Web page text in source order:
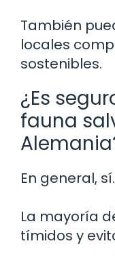
También
locales
sostenibles.
¿Es
fauna
En general, sí.
La mayoría
tímidos y